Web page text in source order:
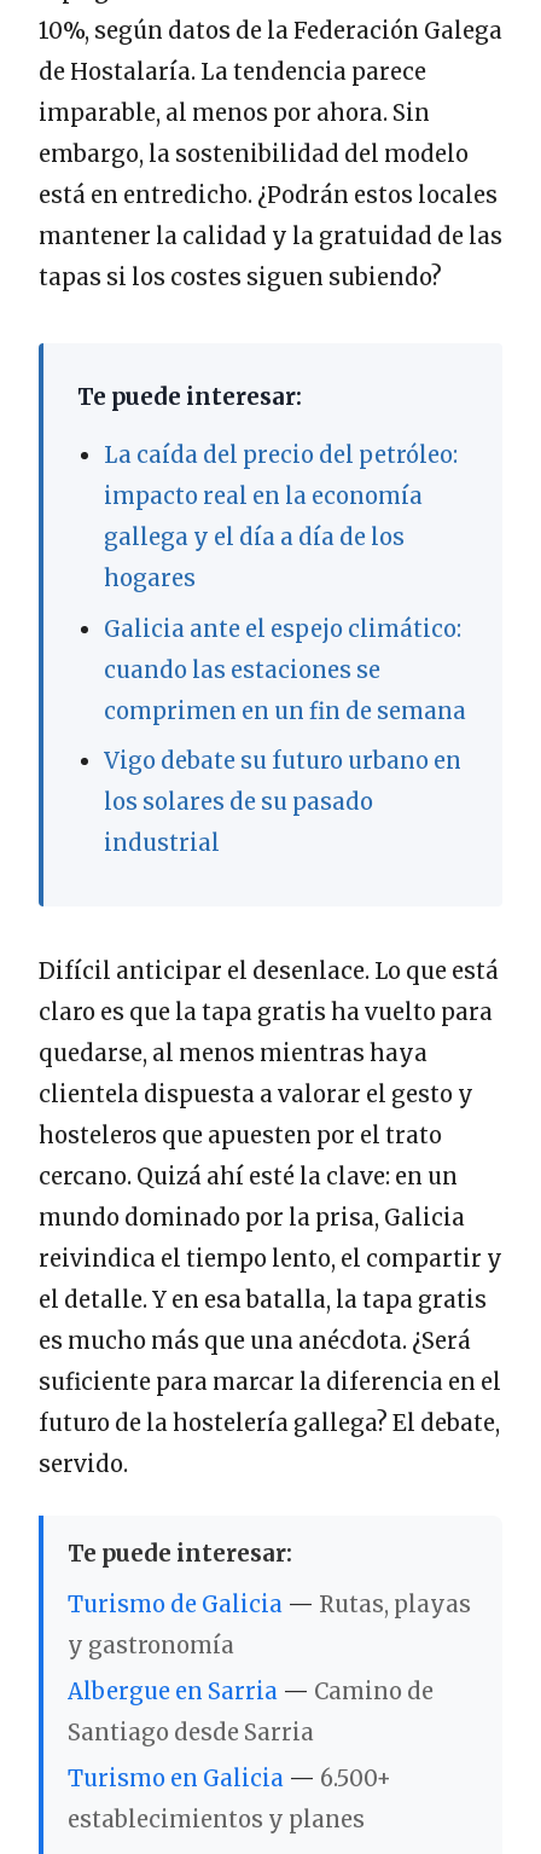
10%, según datos de la Federación Galega
de Hostalaría. La tendencia parece
imparable, al menos por ahora. Sin
embargo, la sostenibilidad del modelo
está en entredicho. ¿Podrán estos locales
mantener la calidad y la gratuidad de las
tapas si los costes siguen subiendo?
Te puede interesar:
La caída del precio del petróleo:
impacto real en la economía
gallega y el día a día de los
hogares
Galicia ante el espejo climático:
cuando las estaciones se
comprimen en un fin de semana
Vigo debate su futuro urbano en
los solares de su pasado
industrial
Difícil anticipar el desenlace. Lo que está
claro es que la tapa gratis ha vuelto para
quedarse, al menos mientras haya
clientela dispuesta a valorar el gesto y
hosteleros que apuesten por el trato
cercano. Quizá ahí esté la clave: en un
mundo dominado por la prisa, Galicia
reivindica el tiempo lento, el compartir y
el detalle. Y en esa batalla, la tapa gratis
es mucho más que una anécdota. ¿Será
suficiente para marcar la diferencia en el
futuro de la hostelería gallega? El debate,
servido.
Te puede interesar:
Turismo de Galicia — Rutas, playas
y gastronomía
Albergue en Sarria — Camino de
Santiago desde Sarria
Turismo en Galicia — 6.500+
establecimientos y planes